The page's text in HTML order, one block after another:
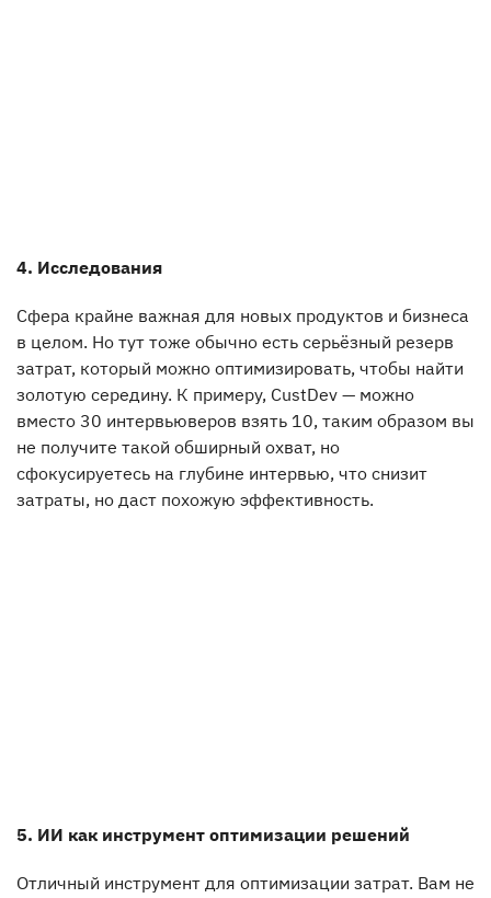
4. Исследования
Сфера крайне важная для новых продуктов и бизнеса
в целом. Но тут тоже обычно есть серьёзный резерв
затрат, который можно оптимизировать, чтобы найти
золотую середину. К примеру, CustDev — можно
вместо 30 интервьюверов взять 10, таким образом вы
не получите такой обширный охват, но
сфокусируетесь на глубине интервью, что снизит
затраты, но даст похожую эффективность.
5. ИИ как инструмент оптимизации решений
Отличный инструмент для оптимизации затрат. Вам не